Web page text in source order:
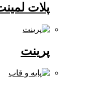
پلات لمینت